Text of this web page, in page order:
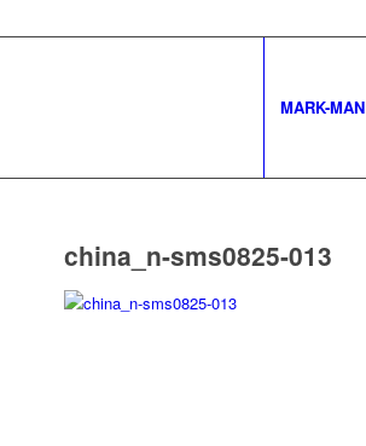
MARK-MAN
china_n-sms0825-013